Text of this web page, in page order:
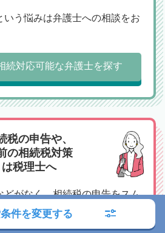
いう悩みは弁護士への相談をお
続対応可能な弁護士を探す
税の申告や、
の相続税対策
は税理士へ
どがなく、相続税の申告をスム
、相続税の支払いや対策を検討
件を変更する